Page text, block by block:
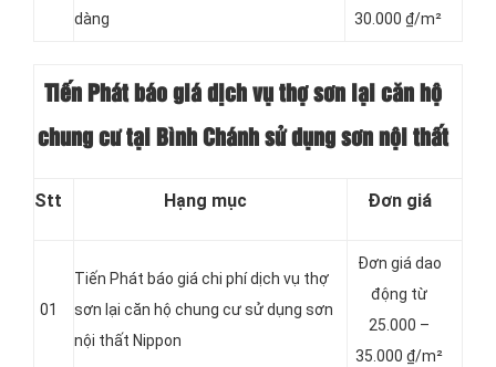
dàng
30.000 ₫/m²
Tiến Phát báo giá dịch vụ thợ sơn lại căn hộ
chung cư tại Bình Chánh sử dụng sơn nội thất
Stt Hạng mục Đơn giá
01
Tiến Phát báo giá chi phí dịch vụ thợ
sơn lại căn hộ chung cư sử dụng sơn
nội thất Nippon
Đơn giá dao
động từ
25.000 –
35.000 ₫/m²